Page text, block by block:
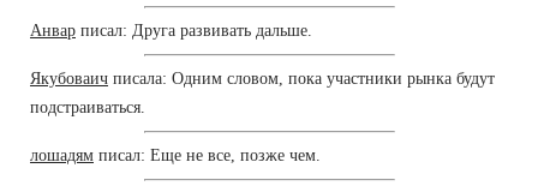
Анвар писал: Друга развивать дальше.
Якубоваич писала: Одним словом, пока участники рынка будут
подстраиваться.
лошадям писал: Еще не все, позже чем.